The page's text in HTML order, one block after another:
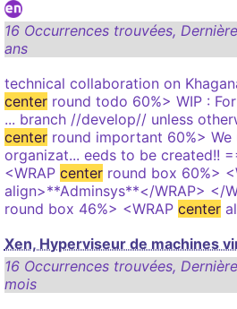
16 Occurrences trouvées,
ans
technical collaboration on
centerround todo 60%> WIP :
... branch //develop// unless
centerround important 60%> We
organizat... eeds to be created!!
<WRAP centerround box 60%>
align>**Adminsys**</WRAP> </
round box 46%> <WRAP center
Xen, Hyperviseur de machines
16 Occurrences trouvées,
mois